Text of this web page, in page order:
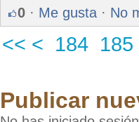
0 · Me gusta · No
<< < 184 185
Publicar